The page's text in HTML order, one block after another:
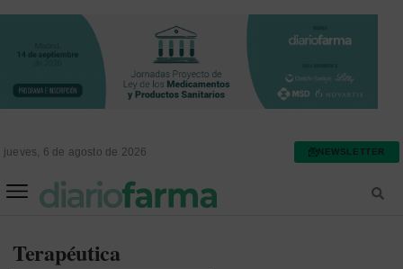
jueves, 6 de agosto de 2026 NEWSLETTER
Terapéutica